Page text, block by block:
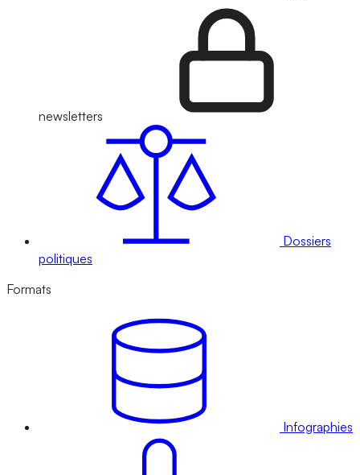
newsletters
Dossiers
politiques
Formats
Infographies